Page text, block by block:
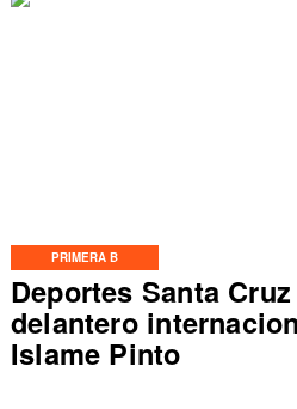
PRIMERA B
Deportes Santa
delantero
Islame Pinto